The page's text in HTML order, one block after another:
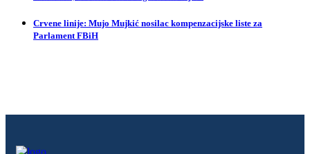
Crvene linije: Mujo Mujkić nosilac kompenzacijske liste za
Parlament FBiH